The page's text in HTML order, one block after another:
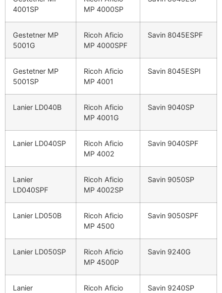
4001SP
MP 4000SP
Gestetner MP
5001G
Ricoh Aficio
MP 4000SPF
Savin 8045ESPF
Gestetner MP
5001SP
Ricoh Aficio
MP 4001
Savin 8045ESPI
Lanier LD040B
Ricoh Aficio
MP 4001G
Savin 9040SP
Lanier LD040SP
Ricoh Aficio
MP 4002
Savin 9040SPF
Lanier
LD040SPF
Ricoh Aficio
MP 4002SP
Savin 9050SP
Lanier LD050B
Ricoh Aficio
MP 4500
Savin 9050SPF
Lanier LD050SP
Ricoh Aficio
MP 4500P
Savin 9240G
Lanier Ricoh Aficio Savin 9240SP